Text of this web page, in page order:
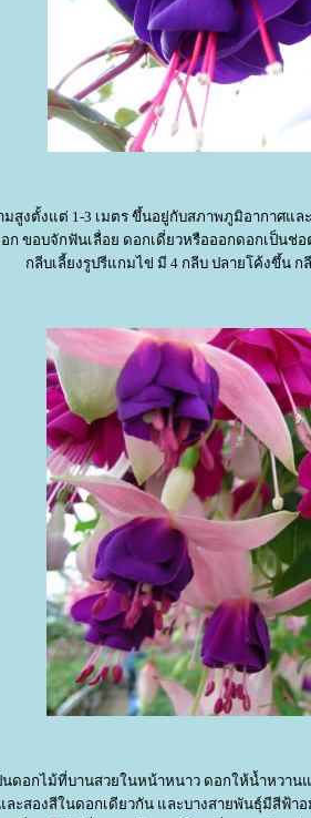
มสูงตั้งแต่ 1-3 เมตร ขึ้นอยู่กับสภาพภูมิอากาศแ
ขอบจักฟันเลื่อย ดอกเดี่ยวหรือออกดอกเป็นช่
กลีบเลี้ยงรูปรีแกมไข่ มี 4 กลีบ ปลายโค้งขึ้น
นดอกไม้ที่บานสวยในหน้าหนาว ดอกให้น้ำหวา
ละสองสีในดอกเดียวกัน และบางสายพันธุ์มีสีฟ้